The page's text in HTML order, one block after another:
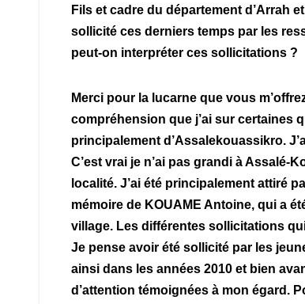
Fils et cadre du département d’Arrah
sollicité ces derniers temps par les
peut-on interpréter ces sollicitations ?
Merci pour la lucarne que vous
compréhension que j’ai sur certaines
principalement d’Assalekouassikro.
C’est vrai je n’ai pas grandi à Assalé-
localité. J’ai été principalement attiré
mémoire de KOUAME Antoine, qui a
village. Les différentes sollicitations
Je pense avoir été sollicité par les
ainsi dans les années 2010 et bien
d’attention témoignées à mon égard.